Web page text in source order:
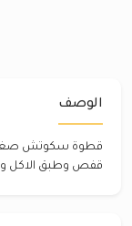
الوصف
قطوة سكوتش
قفص وطبق الاكل